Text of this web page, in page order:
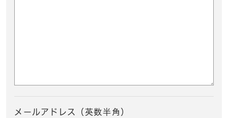
メールアドレス（英数半角）